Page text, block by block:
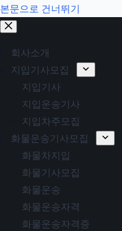
본문으로 건너뛰기
회사소개
지입기사모집
지입기사
지입운송기사
지입차주모집
화물운송기사모집
화물차지입
화물기사모집
화물운송
화물운송자격
화물운송자격증